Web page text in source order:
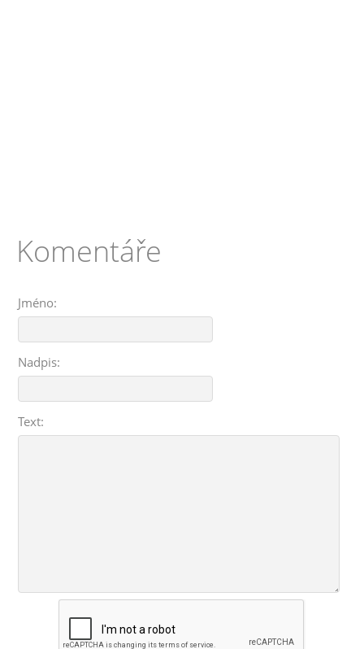
Komentáře
Jméno:
Nadpis:
Text: